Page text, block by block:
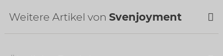
Weitere Artikel von Svenjoyment